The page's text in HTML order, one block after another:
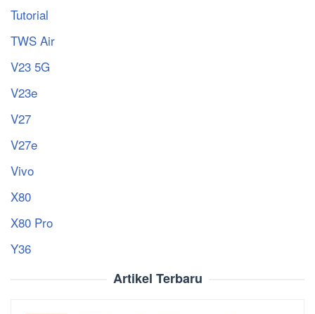
Tutorial
TWS Air
V23 5G
V23e
V27
V27e
Vivo
X80
X80 Pro
Y36
Artikel Terbaru